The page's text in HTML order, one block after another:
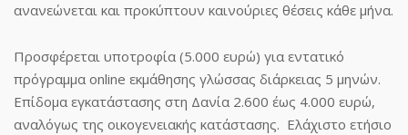
ανανεώνεται και προκύπτουν καινούριες θέσεις κάθε μήνα.
Προσφέρεται υποτροφία (5.000 ευρώ) για εντατικό
πρόγραμμα online εκμάθησης γλώσσας διάρκειας 5 μηνών.
Επίδομα εγκατάστασης στη Δανία 2.600 έως 4.000 ευρώ,
αναλόγως της οικογενειακής κατάστασης. Ελάχιστο ετήσιο